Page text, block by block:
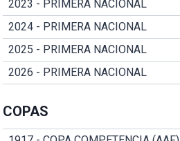
2023 - PRIMERA NACIONAL
2024 - PRIMERA NACIONAL
2025 - PRIMERA NACIONAL
2026 - PRIMERA NACIONAL
COPAS